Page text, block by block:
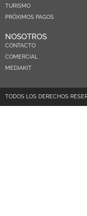
TURISMO
PRÓXIMOS PAGOS
NOSOTROS
CONTACTO
COMERCIAL
MEDIAKIT
TODOS LOS DERECHOS